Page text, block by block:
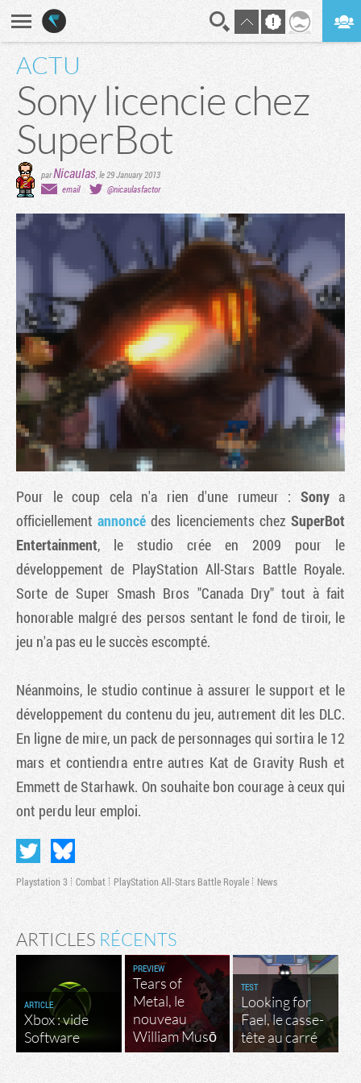
ACTU
Sony licencie chez
SuperBot
parNicaulas,le 29 January 2013
email
@nicaulasfactor
Pour le coup cela n'a rien d'une rumeur : Sonya
officiellementannoncé des licenciements chezSuperBot
Entertainment, le studio crée en 2009 pour le
développement de PlayStation All-Stars Battle Royale.
Sorte deSuper Smash Bros "Canada Dry" tout à fait
honorable malgré des persos sentant le fond de tiroir, le
jeu n'a pas eu le succès escompté.
Néanmoins, le studio continue à assurer le support et le
développement du contenu du jeu, autrement dit les DLC.
En ligne de mire, un pack de personnages qui sortira le 12
mars et contiendra entre autres Kat de Gravity Rush et
Emmett deStarhawk. On souhaite bon courage à ceux qui
ont perdu leur emploi.
Playstation 3 Combat PlayStation All-Stars Battle Royale News
ARTICLES RÉCENTS
ARTICLE
Xbox : vide
Software
PREVIEW
Tears of
Metal, le
nouveau
William Musō
TEST
Looking for
Fael, le casse-
tête au carré